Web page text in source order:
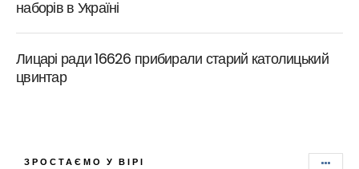
наборів в Україні
Лицарі ради 16626 прибирали старий католицький
цвинтар
ЗРОСТАЄМО У ВІРІ